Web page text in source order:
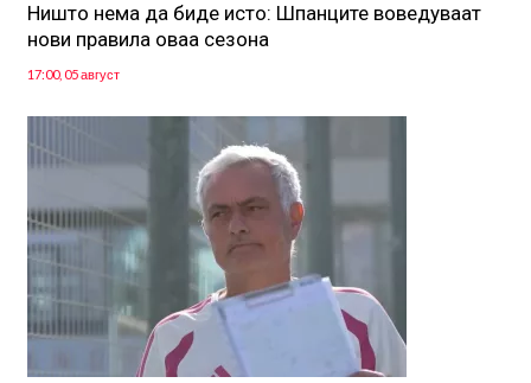
Ништо нема да биде исто: Шпанците воведуваат
нови правила оваа сезона
17:00, 05 август